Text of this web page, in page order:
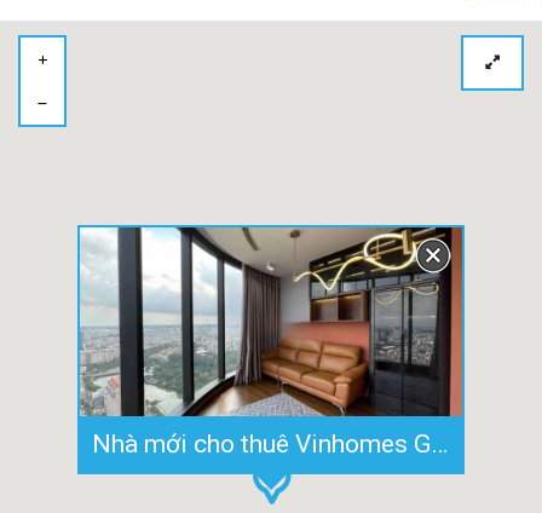
Nhà mới cho thuê Vinhomes Golden River 3PN view sông nội thất cao cấp